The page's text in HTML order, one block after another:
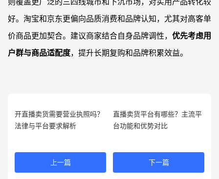
好。淘宝和京东更偏向品质消费和品牌认知，尤其对高客单
价商品更加契合。建议商家结合自身品牌调性， 优先考虑用
户群与商品适配度，提升长期复购和品牌积累效益。
开直播卖货需要营业执照吗？
法律与平台要求解析
上一篇
直播卖货平台有哪些？主流平
台功能和优势对比
下一篇